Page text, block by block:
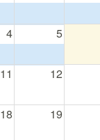
4 5
11 12
18 19